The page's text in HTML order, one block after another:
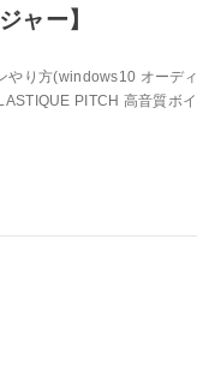
ャー】
やり方(windows10 オーディ
PITCH 高音質ボイ